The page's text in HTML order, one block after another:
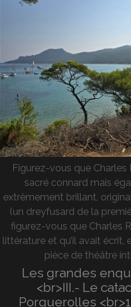
Figurez-vous que Charles
sacré connard mais
extrêmement brillant,
(un dreyfusard de la
figurez-vous que Charles
littérature et qu’il avait écrit,
pièce de théâtre
Les grandes
<br>III.- Le
Porquerolles